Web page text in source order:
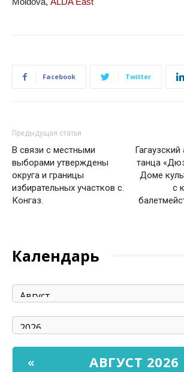
Facebook Twitter
Предыдущая статья
В связи с местными
выборами утверждены
округа и границы
избирательных участков с.
Конгаз.
танца
Доме
с
Календарь
« АВГУСТ 2026